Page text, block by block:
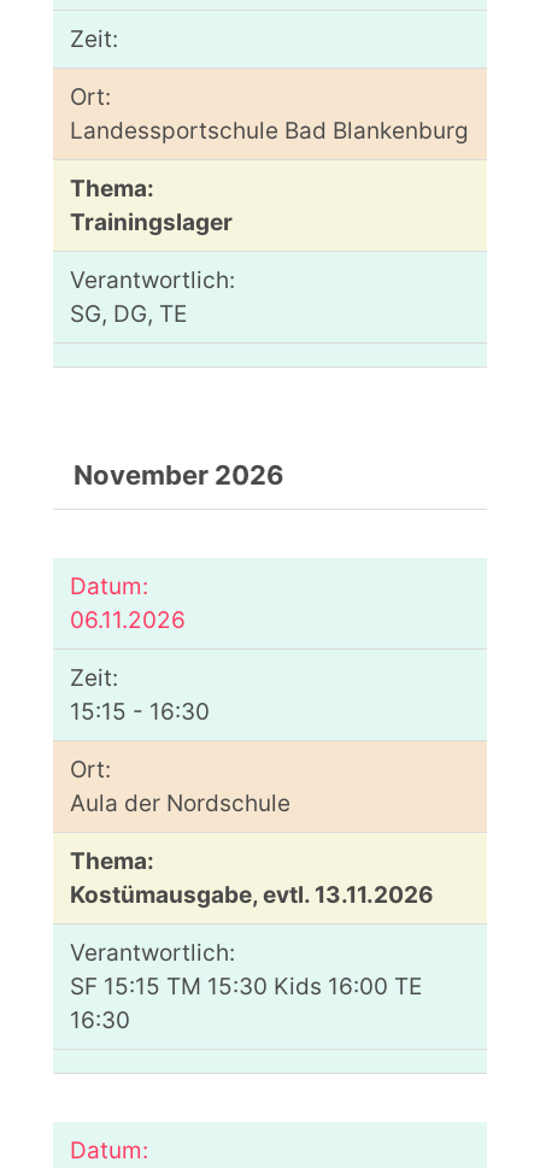
Landessportschule Bad Blankenburg
Trainingslager
SG, DG, TE
November 2026
06.11.2026
15:15 - 16:30
Aula der Nordschule
Kostümausgabe, evtl. 13.11.2026
SF 15:15 TM 15:30 Kids 16:00 TE
16:30